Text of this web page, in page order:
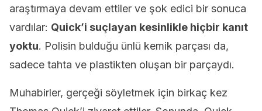
araştırmaya devam ettiler ve şok edici bir sonuca
vardılar: Quick’i suçlayan kesinlikle hiçbir kanıt
yoktu. Polisin bulduğu ünlü kemik parçası da,
sadece tahta ve plastikten oluşan bir parçaydı.
Muhabirler, gerçeği söyletmek için birkaç kez